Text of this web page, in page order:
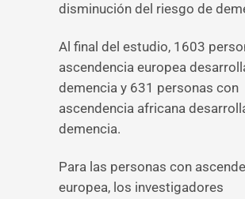
disminución del riesgo de
Al final del estudio, 1603
ascendencia europea
demencia y 631 personas con
ascendencia africana
demencia.
Para las personas con
europea, los investigadores